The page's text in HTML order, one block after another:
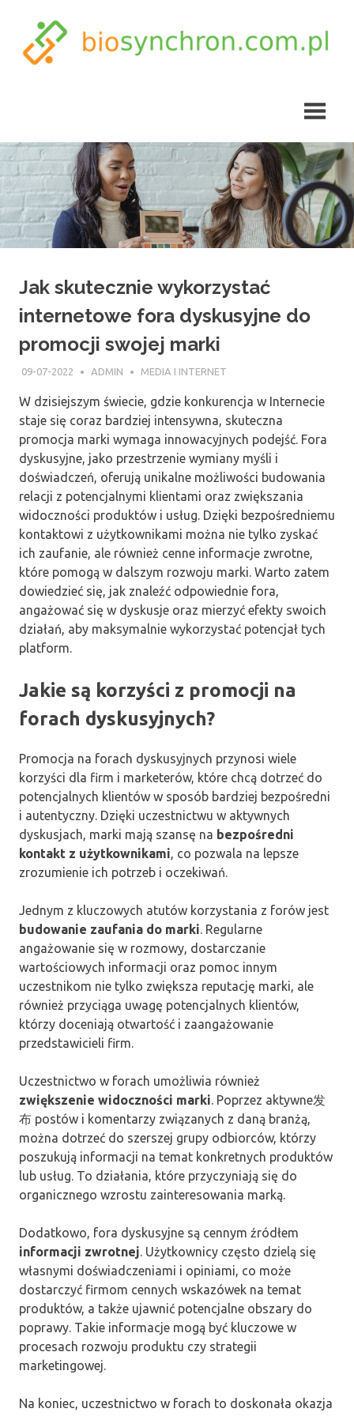
content
Jak skutecznie wykorzystać
internetowe fora dyskusyjne do
promocji swojej marki
09-07-2022 ADMIN MEDIA I INTERNET
W dzisiejszym świecie, gdzie konkurencja w Internecie
staje się coraz bardziej intensywna, skuteczna
promocja marki wymaga innowacyjnych podejść. Fora
dyskusyjne, jako przestrzenie wymiany myśli i
doświadczeń, oferują unikalne możliwości budowania
relacji z potencjalnymi klientami oraz zwiększania
widoczności produktów i usług. Dzięki bezpośredniemu
kontaktowi z użytkownikami można nie tylko zyskać
ich zaufanie, ale również cenne informacje zwrotne,
które pomogą w dalszym rozwoju marki. Warto zatem
dowiedzieć się, jak znaleźć odpowiednie fora,
angażować się w dyskusje oraz mierzyć efekty swoich
działań, aby maksymalnie wykorzystać potencjał tych
platform.
Jakie są korzyści z promocji na
forach dyskusyjnych?
Promocja na forach dyskusyjnych przynosi wiele
korzyści dla firm i marketerów, które chcą dotrzeć do
potencjalnych klientów w sposób bardziej bezpośredni
i autentyczny. Dzięki uczestnictwu w aktywnych
dyskusjach, marki mają szansę na bezpośredni
kontakt z użytkownikami , co pozwala na lepsze
zrozumienie ich potrzeb i oczekiwań.
Jednym z kluczowych atutów korzystania z forów jest
budowanie zaufania do marki . Regularne
angażowanie się w rozmowy, dostarczanie
wartościowych informacji oraz pomoc innym
uczestnikom nie tylko zwiększa reputację marki, ale
również przyciąga uwagę potencjalnych klientów,
którzy doceniają otwartość i zaangażowanie
przedstawicieli firm.
Uczestnictwo w forach umożliwia również
zwiększenie widoczności marki . Poprzez aktywne发
布 postów i komentarzy związanych z daną branżą,
można dotrzeć do szerszej grupy odbiorców, którzy
poszukują informacji na temat konkretnych produktów
lub usług. To działania, które przyczyniają się do
organicznego wzrostu zainteresowania marką.
Dodatkowo, fora dyskusyjne są cennym źródłem
informacji zwrotnej . Użytkownicy często dzielą się
własnymi doświadczeniami i opiniami, co może
dostarczyć firmom cennych wskazówek na temat
produktów, a także ujawnić potencjalne obszary do
poprawy. Takie informacje mogą być kluczowe w
procesach rozwoju produktu czy strategii
marketingowej.
Na koniec, uczestnictwo w forach to doskonała okazja